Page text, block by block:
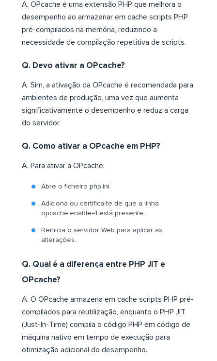
A. OPcache é uma extensão PHP que melhora o
desempenho ao armazenar em cache scripts PHP
pré-compilados na memória, reduzindo a
necessidade de compilação repetitiva de scripts.
Q. Devo ativar a OPcache?
A. Sim, a ativação da OPcache é recomendada para
ambientes de produção, uma vez que aumenta
significativamente o desempenho e reduz a carga
do servidor.
Q. Como ativar a OPcache em PHP?
A. Para ativar a OPcache:
Abre o ficheiro php.ini.
Adiciona ou certifica-te de que a linha
opcache.enable=1 está presente.
Reinicia o servidor Web para aplicar as
alterações.
Q. Qual é a diferença entre PHP JIT e
OPcache?
A. O OPcache armazena em cache scripts PHP pré-
compilados para reutilização, enquanto o PHP JIT
(Just-In-Time) compila o código PHP em código de
máquina nativo em tempo de execução para
otimização adicional do desempenho.